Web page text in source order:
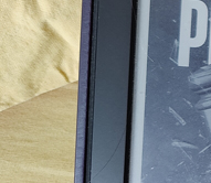
Je bouquine #149
Sans grande surprise, j’ai
replongé dans la série
« Roy Grace »…